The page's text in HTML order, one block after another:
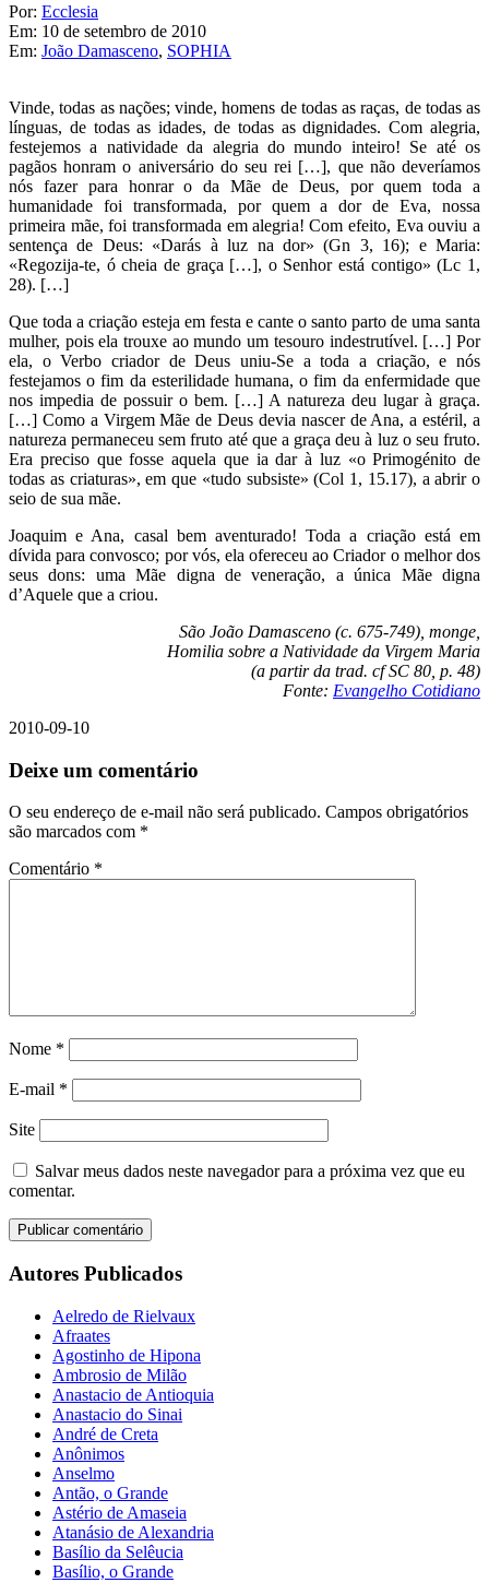
Por: Ecclesia
Em: 10 de setembro de 2010
Em: João Damasceno, SOPHIA
Vinde, todas as nações; vinde, homens de todas as raças, de todas as
línguas, de todas as idades, de todas as dignidades. Com alegria,
festejemos a natividade da alegria do mundo inteiro! Se até os
pagãos honram o aniversário do seu rei […], que não deveríamos
nós fazer para honrar o da Mãe de Deus, por quem toda a
humanidade foi transformada, por quem a dor de Eva, nossa
primeira mãe, foi transformada em alegria! Com efeito, Eva ouviu a
sentença de Deus: «Darás à luz na dor» (Gn 3, 16); e Maria:
«Regozija-te, ó cheia de graça […], o Senhor está contigo» (Lc 1,
28). […]
Que toda a criação esteja em festa e cante o santo parto de uma santa
mulher, pois ela trouxe ao mundo um tesouro indestrutível. […] Por
ela, o Verbo criador de Deus uniu-Se a toda a criação, e nós
festejamos o fim da esterilidade humana, o fim da enfermidade que
nos impedia de possuir o bem. […] A natureza deu lugar à graça.
[…] Como a Virgem Mãe de Deus devia nascer de Ana, a estéril, a
natureza permaneceu sem fruto até que a graça deu à luz o seu fruto.
Era preciso que fosse aquela que ia dar à luz «o Primogénito de
todas as criaturas», em que «tudo subsiste» (Col 1, 15.17), a abrir o
seio de sua mãe.
Joaquim e Ana, casal bem aventurado! Toda a criação está em
dívida para convosco; por vós, ela ofereceu ao Criador o melhor dos
seus dons: uma Mãe digna de veneração, a única Mãe digna
d’Aquele que a criou.
São João Damasceno (c. 675-749), monge,
Homilia sobre a Natividade da Virgem Maria
(a partir da trad. cf SC 80, p. 48)
Fonte: Evangelho Cotidiano
2010-09-10
Deixe um comentário
O seu endereço de e-mail não será publicado. Campos obrigatórios
são marcados com *
Comentário *
Nome *
E-mail *
Site
Salvar meus dados neste navegador para a próxima vez que eu
comentar.
Autores Publicados
Aelredo de Rielvaux
Afraates
Agostinho de Hipona
Ambrosio de Milão
Anastacio de Antioquia
Anastacio do Sinai
André de Creta
Anônimos
Anselmo
Antão, o Grande
Astério de Amaseia
Atanásio de Alexandria
Basílio da Selêucia
Basílio, o Grande